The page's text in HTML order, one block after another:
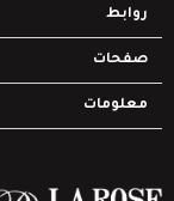
روابط
صفحات
معلومات